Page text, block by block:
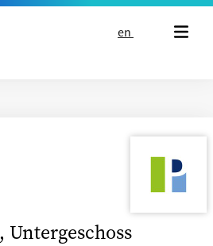
en